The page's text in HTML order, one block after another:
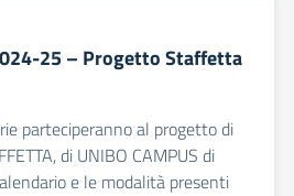
25 – Progetto Staffetta
parteciperanno al progetto di
di UNIBO CAMPUS di
e le modalità presenti